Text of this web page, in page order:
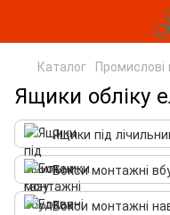
Каталог Промислові
Ящики обліку
Ящики під
Бокси монтажні
Бокси монтажні